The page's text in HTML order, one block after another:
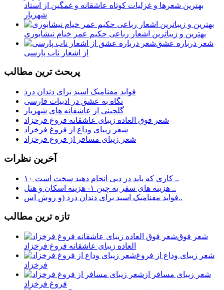
بهترین شعرها و غزلیات کوتاه عاشقانه و غمگین از استاد
شهریار
بهترین و زیباترین اشعار رباعی حکیم عمر خیام نیشابوری
شعر درباره عشق
از اشعار ناب پارسی
پربحث ترين مطالب
فواید مفنامیک اسید برای دندان درد
نگاه به عشق در ادبیات فارسی
گلچینی از عاشقانه های شهریار
شعر فوق العاده زیبای عاشقانه فروغ فرخزاد
شعر زیبای وداع از فروغ فرخزاد
شعر زیبای مسافر از فروغ فرخزاد
آخرين نظرات
۱۰ کاری که باید در دبی انجام دهید سخت است ..
هزینه های سفر به چین ۱- هزینه اسکان و هتل ..
فواید مفنامیک اسید برای دندان درد (و روش اس..
تازه ترين مطالب
شعر فوق
العاده زیبای عاشقانه فروغ فرخزاد
شعر زیبای وداع از فروغ
فرخزاد
شعر زیبای مسافر از
فروغ فرخزاد